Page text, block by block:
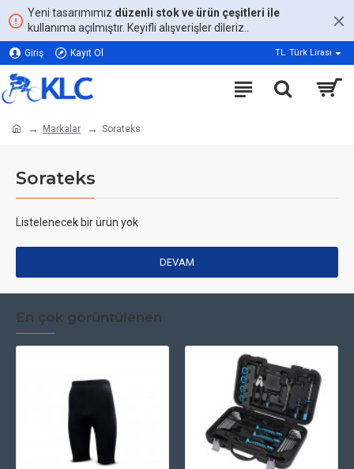
Yeni tasarımımız düzenli stok ve ürün çeşitleri ile
kullanıma açılmıştır. Keyifli alışverişler dileriz..
Giriş Kayıt Ol TL Türk Lirası
Markalar Sorateks
Sorateks
Listelenecek bir ürün yok
DEVAM
En çok görüntülenen